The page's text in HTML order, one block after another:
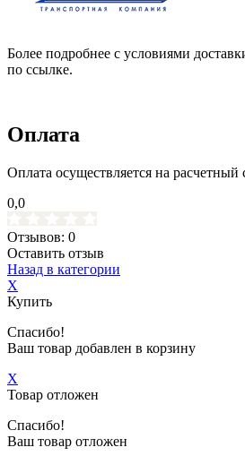
Более подробнее с условиями
по ссылке.
Оплата
Оплата осуществляется на расчетный
0,0
Отзывов: 0
Оставить отзыв
Назад в категории
X
Купить
Спасибо!
Ваш товар добавлен в корзину
X
Товар отложен
Спасибо!
Ваш товар отложен